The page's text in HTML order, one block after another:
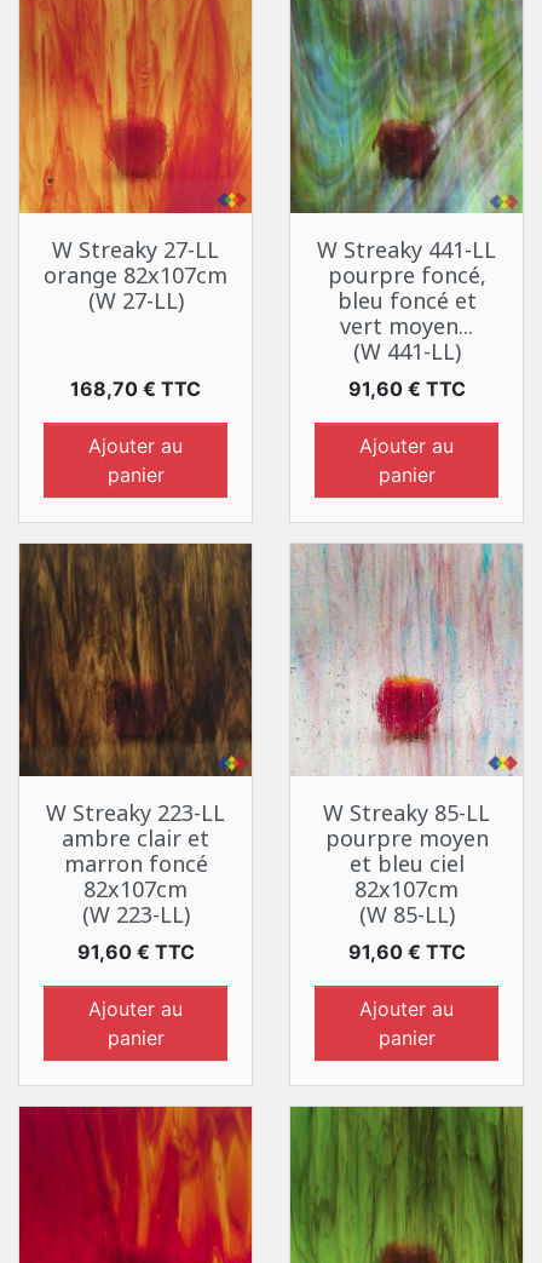
W Streaky 27-LL
orange 82x107cm
(W 27-LL)
Prix
168,70 € TTC
Ajouter au
panier
W Streaky 441-LL
pourpre foncé,
bleu foncé et
vert moyen...
(W 441-LL)
Prix
91,60 € TTC
Ajouter au
panier
W Streaky 223-LL
ambre clair et
marron foncé
82x107cm
(W 223-LL)
Prix
91,60 € TTC
Ajouter au
panier
W Streaky 85-LL
pourpre moyen
et bleu ciel
82x107cm
(W 85-LL)
Prix
91,60 € TTC
Ajouter au
panier